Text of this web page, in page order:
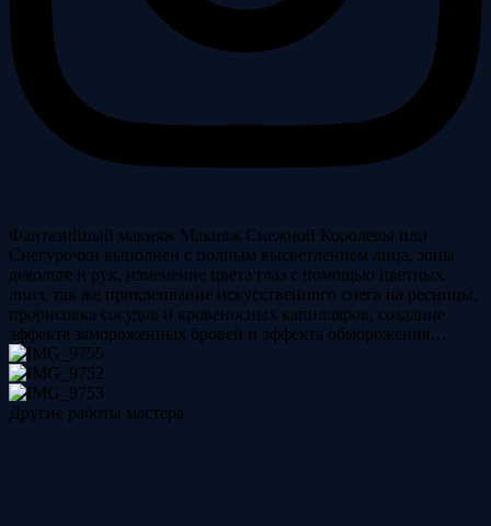
Фантазийный макияж Макияж Снежной Королевы или
Снегурочки выполнен с полным высветлением лица, зоны
декольте и рук, изменение цвета глаз с помощью цветных
линз, так же приклеивание искусственного снега на ресницы,
прорисовка сосудов и кровеносных капилляров, создание
эффекта замороженных бровей и эффекта обморожения…
Другие работы мастера